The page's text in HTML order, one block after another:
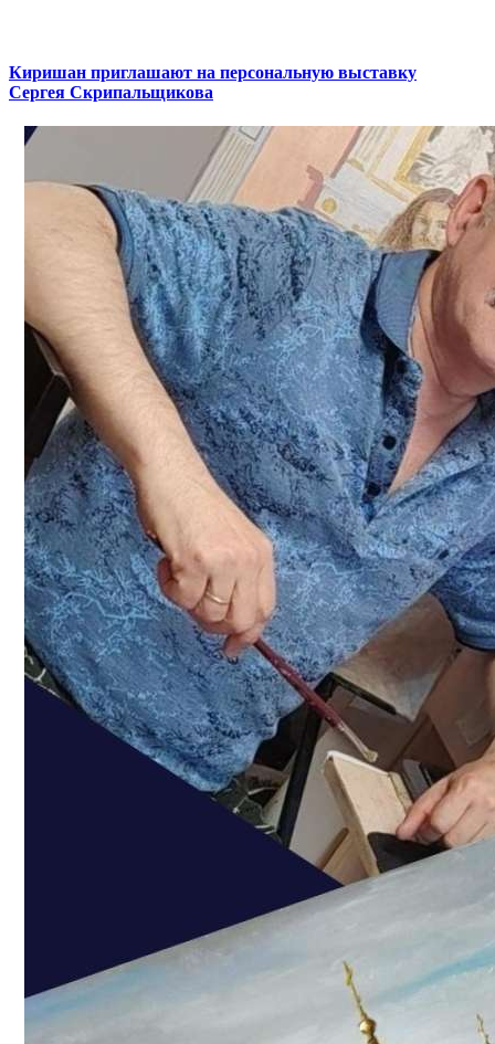
Киришан приглашают на персональную выставку
Сергея Скрипальщикова